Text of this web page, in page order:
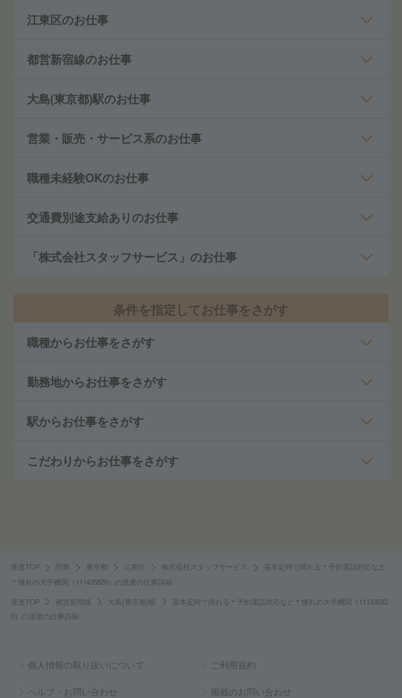
江東区のお仕事
都営新宿線のお仕事
大島(東京都)駅のお仕事
営業・販売・サービス系のお仕事
職種未経験OKのお仕事
交通費別途支給ありのお仕事
「株式会社スタッフサービス」のお仕事
条件を指定してお仕事をさがす
職種からお仕事をさがす
勤務地からお仕事をさがす
駅からお仕事をさがす
こだわりからお仕事をさがす
派遣TOP 東京都 江東区 株式会社スタッフサービス
基本定時で帰れる＊予約電話対応など
＊憧れの大手機関（111435820）の派遣の仕事詳細
派遣TOP 都営新宿線 大島(東京都)駅
基本定時で帰れる＊予約電話対応など＊憧れの大手機関（11143582
0）の派遣の仕事詳細
個人情報の取り扱いについて ご利用規約
ヘルプ・お問い合わせ 掲載のお問い合わせ